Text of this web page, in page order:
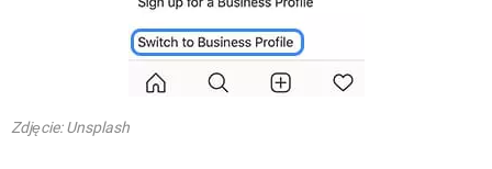
Zdjęcie: Unsplash